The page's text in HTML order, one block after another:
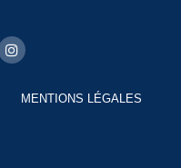
MENTIONS LÉGALES